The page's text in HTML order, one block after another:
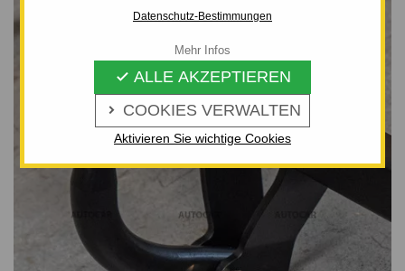
Datenschutz-Bestimmungen
 COOKIES VERWALTEN
 ALLE AKZEPTIEREN
Aktivieren Sie wichtige Cookies
Mehr Infos